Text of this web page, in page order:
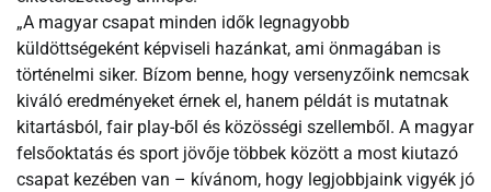
„A magyar csapat minden idők legnagyobb
küldöttségeként képviseli hazánkat, ami önmagában is
történelmi siker. Bízom benne, hogy versenyzőink nemcsak
kiváló eredményeket érnek el, hanem példát is mutatnak
kitartásból, fair play-ből és közösségi szellemből. A magyar
felsőoktatás és sport jövője többek között a most kiutazó
csapat kezében van – kívánom, hogy legjobbjaink vigyék jó